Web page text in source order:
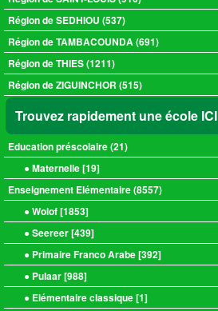
Région de SEDHIOU (537)
Région de TAMBACOUNDA (691)
Région de THIES (1211)
Région de ZIGUINCHOR (515)
Trouvez rapidement une école ICI
Education préscolaire (21)
● Maternelle [19]
Enseignement Elémentaire (8557)
● Wolof [1853]
● Seereer [439]
● Primaire Franco Arabe [392]
● Pulaar [988]
● Elémentaire classique [1]